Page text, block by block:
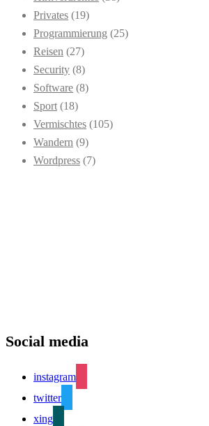
Privates (19)
Programmierung (25)
Reisen (27)
Security (8)
Software (8)
Sport (18)
Vermischtes (105)
Wandern (9)
Wordpress (7)
Social media
instagram
twitter
xing